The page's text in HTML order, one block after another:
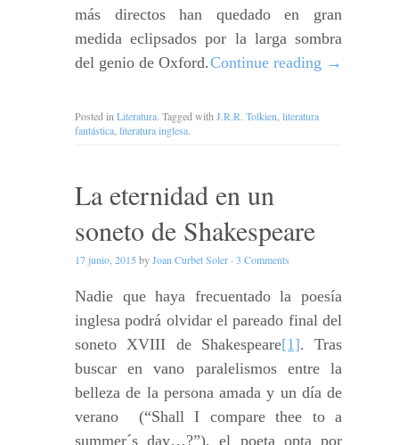
más directos han quedado en gran
medida eclipsados por la larga sombra
del genio de Oxford.Continue reading →
Posted in Literatura. Tagged with J.R.R. Tolkien literatura
fantástica literatura inglesa.
La eternidad en un
soneto de Shakespeare
17 junio, 2015 byJoan Curbet Soler · 3 Comments
Nadie que haya frecuentado la poesía
inglesa podrá olvidar el pareado final del
soneto XVIII de Shakespeare[1]. Tras
buscar en vano paralelismos entre la
belleza de la persona amada y un día de
verano (“Shall I compare thee to a
summer´s day…?”), el poeta opta por